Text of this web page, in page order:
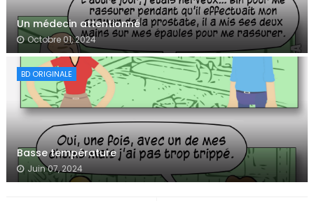
Un médecin attentionné
Octobre 01, 2024
BD ORIGINALE
Basse température
Juin 07, 2024